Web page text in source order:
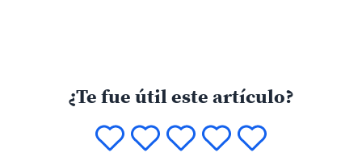
¿Te fue útil este artículo?